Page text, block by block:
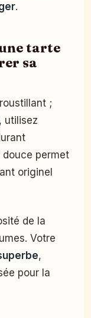
.
tarte
sa
;
, utilisez
douce permet
originel
de la
Votre
,
pour la